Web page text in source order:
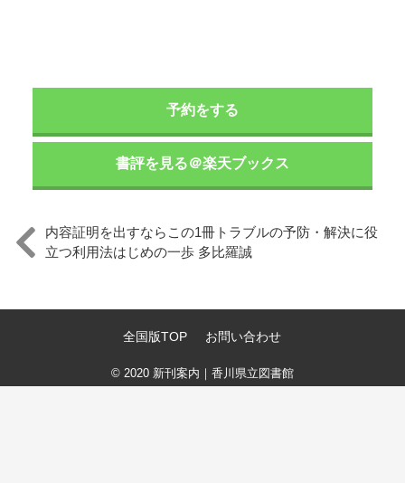
予約をする
書評を見る＠楽天ブックス
内容証明を出すならこの1冊トラブルの予防・解決に役
立つ利用法はじめの一歩 多比羅誠
全国版TOP お問い合わせ
© 2020 新刊案内｜香川県立図書館